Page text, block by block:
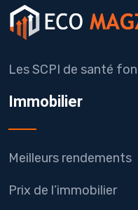
Les SCPI de santé
Immobilier
Meilleurs rendements
Prix de l’immobilier